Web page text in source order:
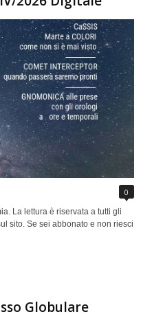
0
La lettura è riservata a tutti gli
sito. Se sei abbonato e non riesci
Globulare